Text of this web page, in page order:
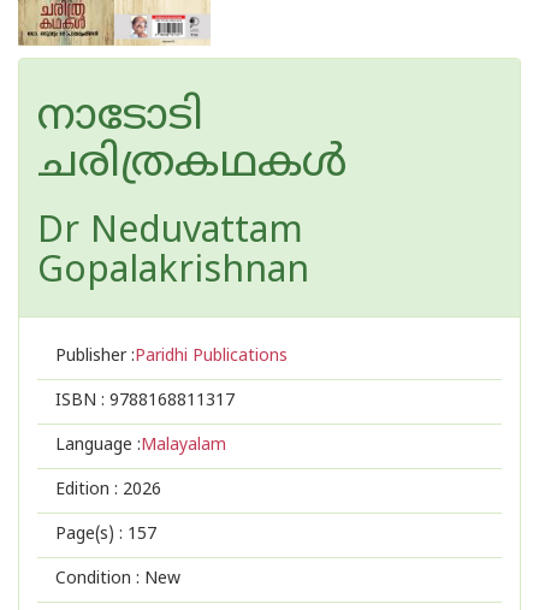
നാടോടി
ചരിത്രകഥകൾ
Dr Neduvattam
Gopalakrishnan
Publisher :Paridhi Publications
ISBN : 9788168811317
Language :Malayalam
Edition : 2026
Page(s) : 157
Condition : New